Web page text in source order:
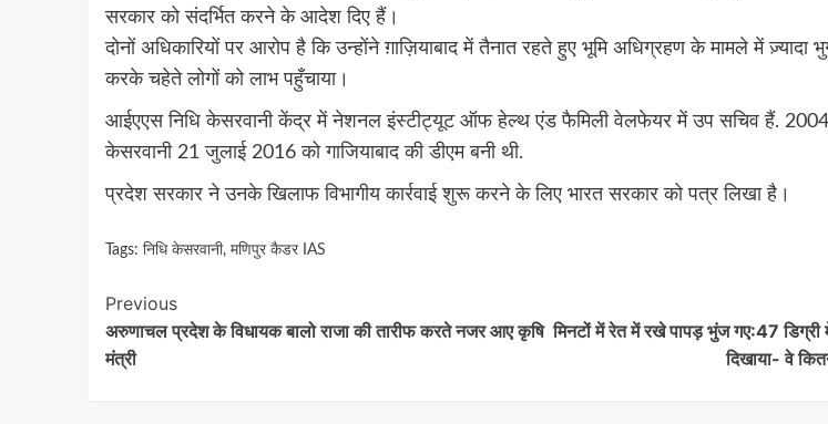
सरकार को संदर्भित करने के आदेश दिए हैं।
दोनों अधिकारियों पर आरोप है कि उन्होंने ग़ाज़ियाबाद में तैनात रहते हुए भूमि अधिग्रहण के मामले में ज़्यादा
करके चहेते लोगों को लाभ पहुँचाया।
आईएएस निधि केसरवानी केंद्र में नेशनल इंस्टीट्यूट ऑफ हेल्थ एंड फैमिली वेलफेयर में उप सचिव हैं.
केसरवानी 21 जुलाई 2016 को गाजियाबाद की डीएम बनी थी.
प्रदेश सरकार ने उनके खिलाफ विभागीय कार्रवाई शुरू करने के लिए भारत सरकार को पत्र लिखा है।
Tags: निधि केसरवानी, मणिपुर कैडर IAS
Continue
Reading
Previous
अरुणाचल प्रदेश के विधायक बालो राजा की तारीफ करते नजर आए कृषि
मंत्री
मिनटों में रेत में रखे पापड़ भुंज गए:47 डिग्री
दिखाया- वे